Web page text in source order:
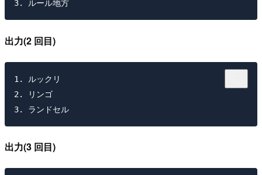
出力(2 回目)
1. ルックリ
2. リンゴ
出力(3 回目)